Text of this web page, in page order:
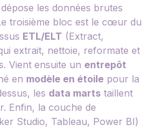
les données brutes
troisième bloc est le cœur du
ETL/ELT (Extract,
extrait, nettoie, reformate et
Vient ensuite un entrepôt
en modèle en étoile pour la
les data marts taillent
Enfin, la couche de
Studio, Tableau, Power BI)